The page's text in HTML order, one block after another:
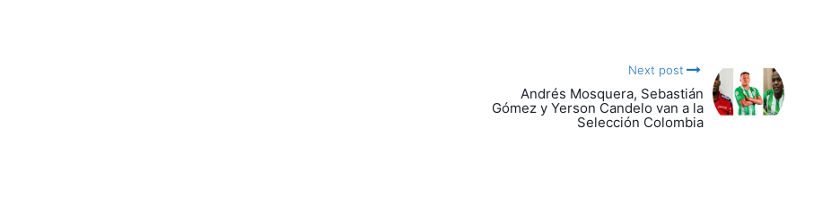
Next post
Andrés Mosquera, Sebastián
Gómez y Yerson Candelo van a la
Selección Colombia